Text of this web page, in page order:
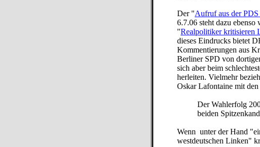
Der "Aufruf aus der
6.7.06 steht dazu
"Realpolitiker kritisieren
dieses Eindrucks bietet
Kommentierungen aus
Berliner SPD von
sich aber beim
herleiten. Vielmehr
Oskar Lafontaine mit den
Der Wahlerfolg
beiden
Wenn unter der Hand
westdeutschen Linken"